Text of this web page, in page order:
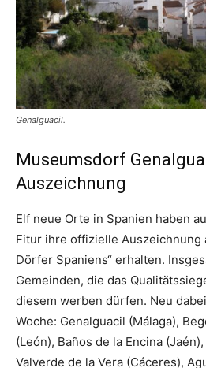
Genalguacil.
Museumsdorf
Auszeichnung
Elf neue Orte in Spanien haben
Fitur ihre offizielle Auszeichnung
Dörfer Spaniens“ erhalten.
Gemeinden, die das
diesem werben dürfen. Neu
Woche: Genalguacil (Málaga),
(León), Baños de la Encina
Valverde de la Vera (Cáceres),